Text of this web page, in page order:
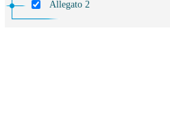
Allegato 2